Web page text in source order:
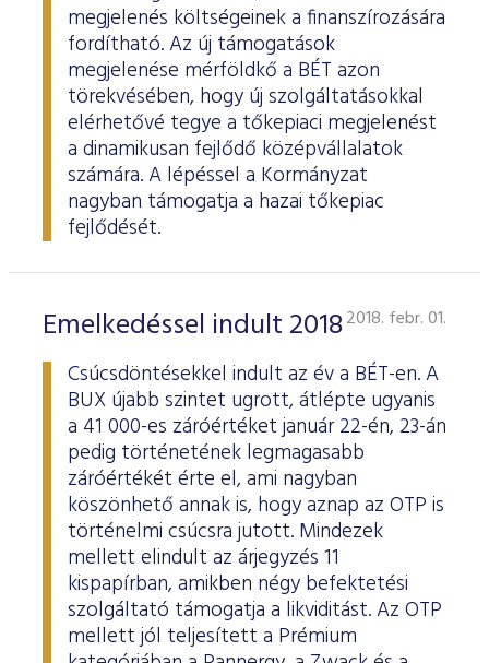
megjelenés költségeinek a finanszírozására
fordítható. Az új támogatások
megjelenése mérföldkő a BÉT azon
törekvésében, hogy új szolgáltatásokkal
elérhetővé tegye a tőkepiaci megjelenést
a dinamikusan fejlődő középvállalatok
számára. A lépéssel a Kormányzat
nagyban támogatja a hazai tőkepiac
fejlődését.
Emelkedéssel indult 20182018. febr. 01.
Csúcsdöntésekkel indult az év a BÉT-en. A
BUX újabb szintet ugrott, átlépte ugyanis
a 41 000-es záróértéket január 22-én, 23-án
pedig történetének legmagasabb
záróértékét érte el, ami nagyban
köszönhető annak is, hogy aznap az OTP is
történelmi csúcsra jutott. Mindezek
mellett elindult az árjegyzés 11
kispapírban, amikben négy befektetési
szolgáltató támogatja a likviditást. Az OTP
mellett jól teljesített a Prémium